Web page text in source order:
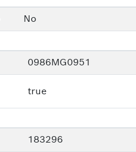
No
0986MG0951
true
183296